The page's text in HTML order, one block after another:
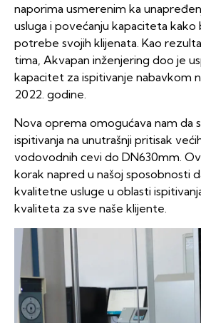
naporima usmerenim ka
usluga i povećanju kapaciteta kako
potrebe svojih klijenata. Kao
tima, Akvapan inženjering doo je
kapacitet za ispitivanje nabavkom
2022. godine.
Nova oprema omogućava nam da
ispitivanja na unutrašnji pritisak
vodovodnih cevi do DN630mm.
korak napred u našoj sposobnosti
kvalitetne usluge u oblasti
kvaliteta za sve naše klijente.